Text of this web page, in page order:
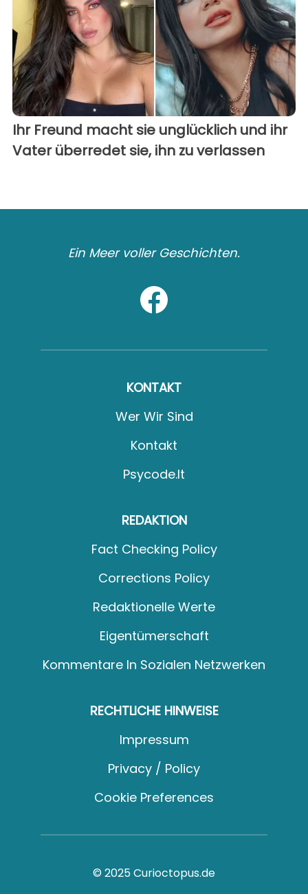
Ihr Freund macht sie unglücklich und ihr
Vater überredet sie, ihn zu verlassen
Ein Meer voller Geschichten.
KONTAKT
Wer Wir Sind
Kontakt
Psycode.it
REDAKTION
Fact Checking Policy
Corrections Policy
Redaktionelle Werte
Eigentümerschaft
Kommentare In Sozialen Netzwerken
RECHTLICHE HINWEISE
Impressum
Privacy / Policy
Cookie Preferences
© 2025 Curioctopus.de